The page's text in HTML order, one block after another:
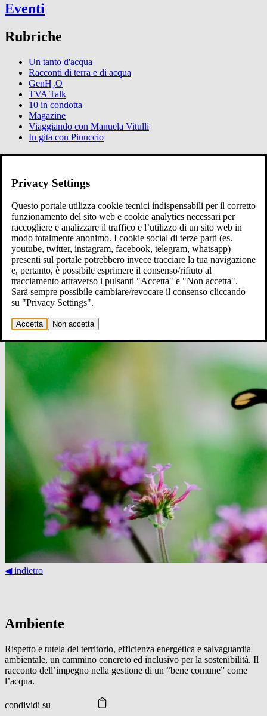
Eventi
Rubriche
Un tanto d'acqua
Racconti di terra e di acqua
GenH₂O
TVA Talk
10 in condotta
Magazine
Viaggiando con Manuela Vitulli
In gita con Pinuccio
Ci raccontiamo
◀︎ indietro
Ambiente
Rispetto e tutela del territorio, efficienza energetica e salvaguardia
ambientale, un cammino concreto ed inclusivo per la sostenibilità. Il
racconto dell’impegno nella gestione di un “bene comune” come
l’acqua.
condividi su
Privacy Settings
Questo portale utilizza cookie tecnici indispensabili per il corretto
funzionamento del sito web e cookie analytics necessari per
raccogliere e analizzare il traffico e l’utilizzo di un sito web in
modo totalmente anonimo. I cookie social di terze parti (es.
youtube, twitter, instagram, facebook, telegram, whatsapp)
presenti sul portale potrebbero invece tracciare la tua navigazione
e, pertanto, è possibile esprimere il consenso/rifiuto al
tracciamento attraverso i pulsanti "Accetta" e "Non accetta".
Sarà sempre possibile cambiare/revocare il consenso cliccando
su "Privacy Settings".
Accetta Non accetta